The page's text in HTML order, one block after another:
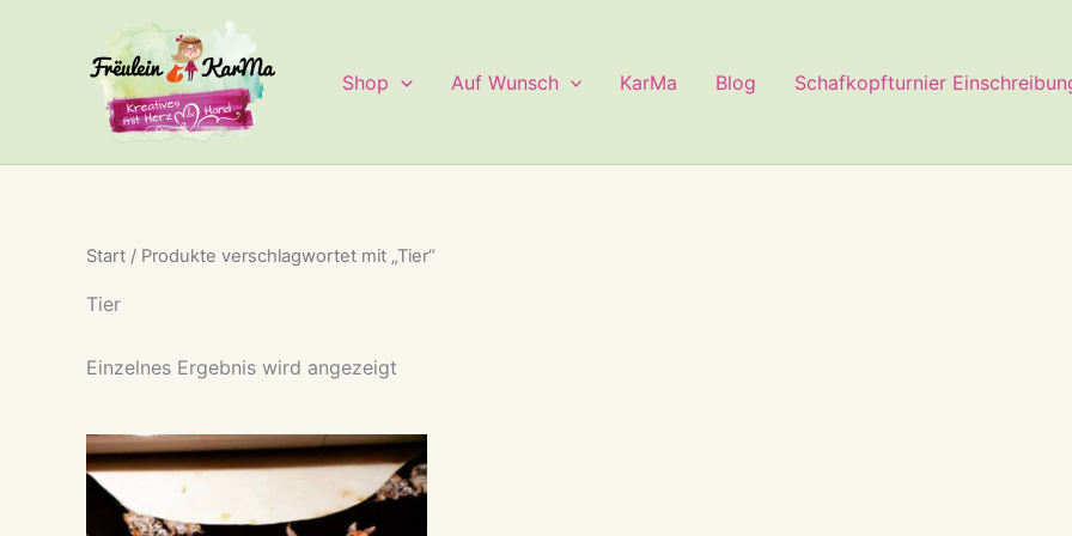
Shop Auf Wunsch KarMa Blog Schafkopfturnier
Start / Produkte verschlagwortet mit „Tier“
Tier
Einzelnes Ergebnis wird angezeigt